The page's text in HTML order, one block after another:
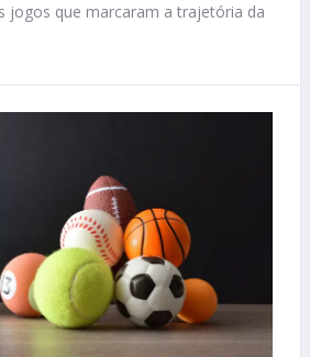
jogos que marcaram a trajetória da